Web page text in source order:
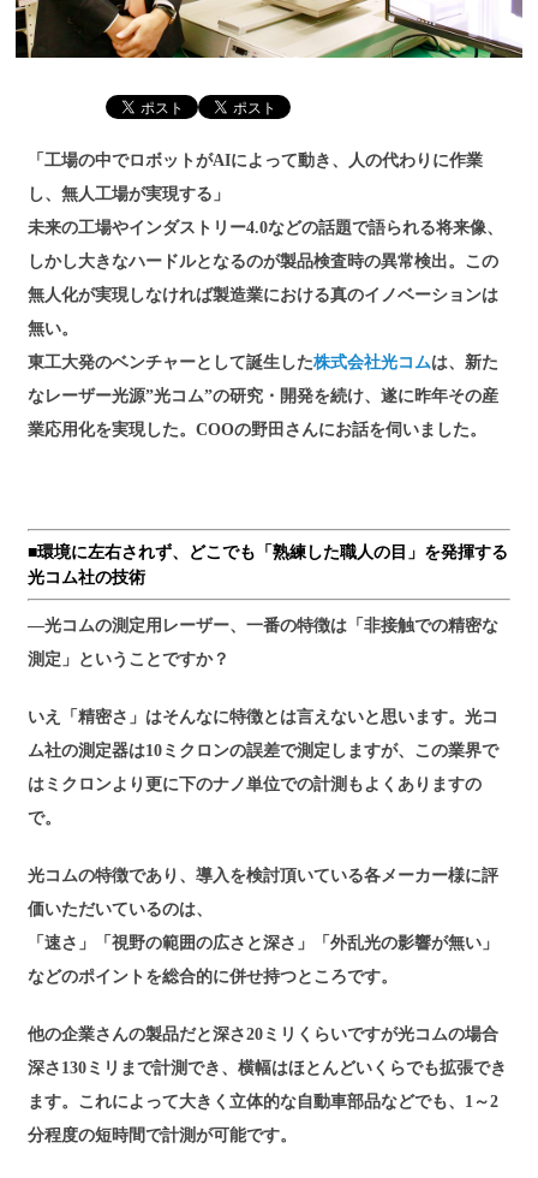
「工場の中でロボットがAIによって動き、人の代わりに作業
し、無人工場が実現する」
未来の工場やインダストリー4.0などの話題で語られる将来像、
しかし大きなハードルとなるのが製品検査時の異常検出。この
無人化が実現しなければ製造業における真のイノベーションは
無い。
東工大発のベンチャーとして誕生した株式会社光コムは、新た
なレーザー光源”光コム”の研究・開発を続け、遂に昨年その産
業応用化を実現した。COOの野田さんにお話を伺いました。
■環境に左右されず、どこでも「熟練した職人の目」を発揮する
光コム社の技術
―光コムの測定用レーザー、一番の特徴は「非接触での精密な
測定」ということですか？
いえ「精密さ」はそんなに特徴とは言えないと思います。光コ
ム社の測定器は10ミクロンの誤差で測定しますが、この業界で
はミクロンより更に下のナノ単位での計測もよくありますの
で。
光コムの特徴であり、導入を検討頂いている各メーカー様に評
価いただいているのは、
「速さ」「視野の範囲の広さと深さ」「外乱光の影響が無い」
などのポイントを総合的に併せ持つところです。
他の企業さんの製品だと深さ20ミリくらいですが光コムの場合
深さ130ミリまで計測でき、横幅はほとんどいくらでも拡張でき
ます。これによって大きく立体的な自動車部品などでも、1～2
分程度の短時間で計測が可能です。